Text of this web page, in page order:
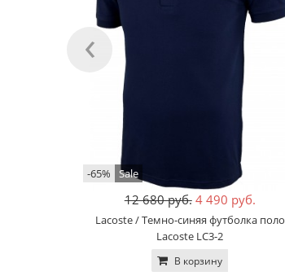
-65% Sale
12 680 руб. 4 490 руб.
Lacoste / Темно-синяя футболка поло
Lacoste LC3-2
В корзину
‹